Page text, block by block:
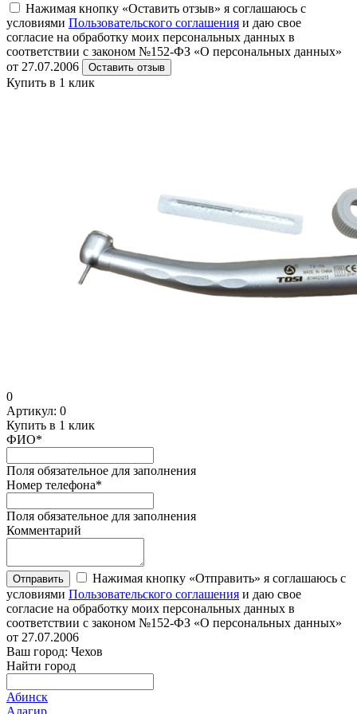
Нажимая кнопку «Оставить отзыв» я соглашаюсь с
условиями Пользовательского соглашения и даю свое
согласие на обработку моих персональных данных в
соответствии с законом №152-ФЗ «О персональных данных»
от 27.07.2006
Оставить отзыв
Купить в 1 клик
0
Артикул: 0
Купить в 1 клик
ФИО*
Поля обязательное для заполнения
Номер телефона*
Поля обязательное для заполнения
Комментарий
Отправить
Нажимая кнопку «Отправить» я соглашаюсь с
условиями Пользовательского соглашения и даю свое
согласие на обработку моих персональных данных в
соответствии с законом №152-ФЗ «О персональных данных»
от 27.07.2006
Ваш город: Чехов
Найти город
Абинск
Алагир